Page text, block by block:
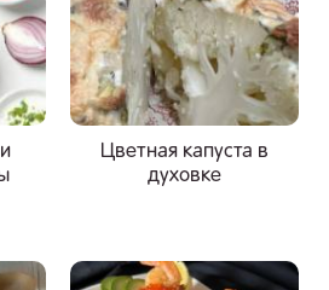
Цветная капуста в
духовке